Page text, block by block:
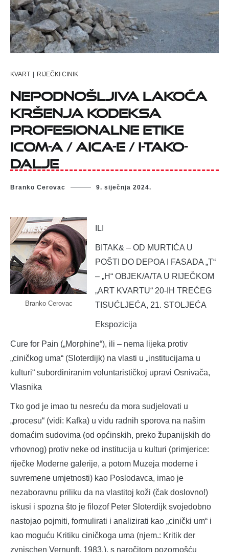
KVART | RIJEČKI CINIK
NEPODNOŠLJIVA LAKOĆA
KRŠENJA KODEKSA
PROFESIONALNE ETIKE
ICOM-A / AICA-E / I-TAKO-
DALJE
Branko Cerovac 9. siječnja 2024.
Branko Cerovac
ILI
BITAK& – OD MURTIĆA U
POŠTI DO DEPOA I FASADA „T“
– „H“ OBJEK/A/TA U RIJEČKOM
„ART KVARTU“ 20-IH TREĆEG
TISUĆLJEĆA, 21. STOLJEĆA
Ekspozicija
Cure for Pain („Morphine“), ili – nema lijeka protiv
„ciničkog uma“ (Sloterdijk) na vlasti u „institucijama u
kulturi“ subordiniranim voluntarističkoj upravi Osnivača,
Vlasnika
Tko god je imao tu nesreću da mora sudjelovati u
„procesu“ (vidi: Kafka) u vidu radnih sporova na našim
domaćim sudovima (od općinskih, preko županijskih do
vrhovnog) protiv neke od institucija u kulturi (primjerice:
riječke Moderne galerije, a potom Muzeja moderne i
suvremene umjetnosti) kao Poslodavca, imao je
nezaboravnu priliku da na vlastitoj koži (čak doslovno!)
iskusi i spozna što je filozof Peter Sloterdijk svojedobno
nastojao pojmiti, formulirati i analizirati kao „cinički um“ i
kao moguću Kritiku ciničkoga uma (njem.: Kritik der
zynischen Vernunft, 1983.), s naročitom pozornošću